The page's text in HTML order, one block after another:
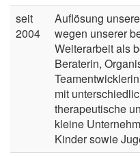
seit
2004
Auflösung
wegen unserer
Weiterarbeit als
Beraterin,
mit
therapeutische
kleine
Kinder sowie